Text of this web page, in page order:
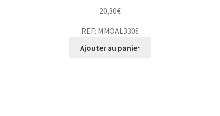
20,80€
REF: MMOAL3308
Ajouter au panier